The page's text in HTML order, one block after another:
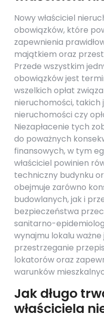
Nowy właściciel
obowiązków, które
zapewnienia
majątkiem oraz
Przede wszystkim
obowiązków jest
wszelkich opłat
nieruchomości, takich
nieruchomości czy
Niezapłacenie tych
do poważnych
finansowych, w tym
właściciel powinien
techniczny budynku
obejmuje zarówno
budowlanych, jak i
bezpieczeństwa
sanitarno-
wynajmu lokalu
przestrzeganie
lokatorów oraz
warunków
Jak długo
właściciela